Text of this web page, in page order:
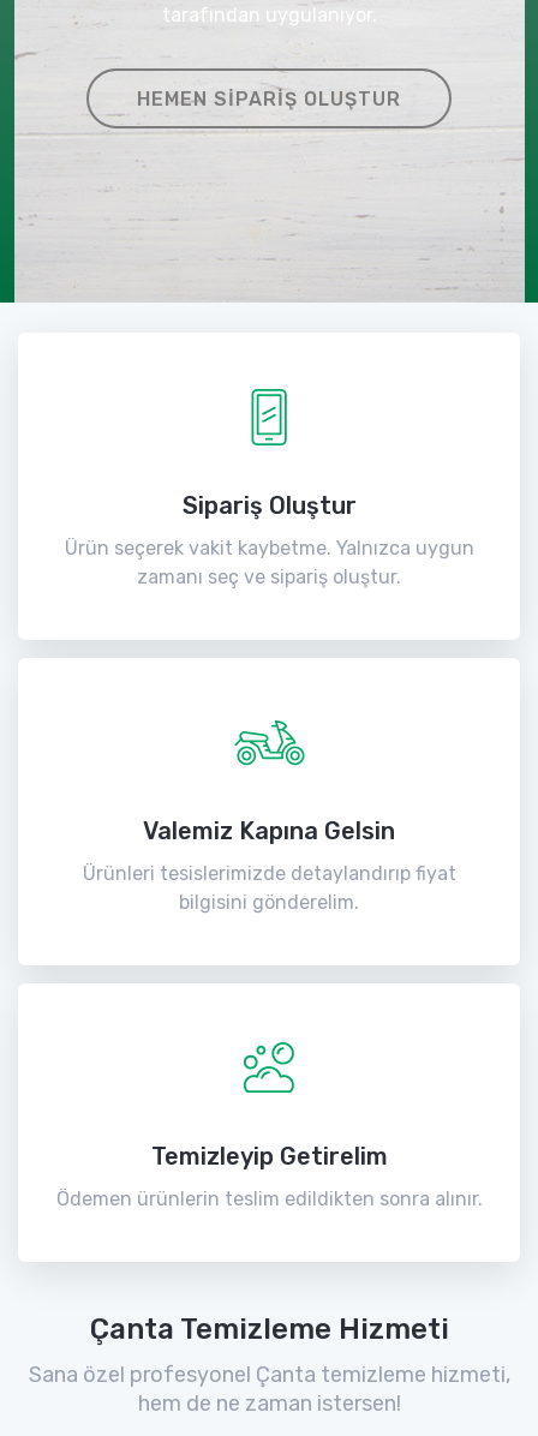
tarafından uygulanıyor.
HEMEN SIPARIŞ OLUŞTUR
Sipariş Oluştur
Ürün seçerek vakit kaybetme. Yalnızca uygun
zamanı seç ve sipariş oluştur.
Valemiz Kapına Gelsin
Ürünleri tesislerimizde detaylandırıp fiyat
bilgisini gönderelim.
Temizleyip Getirelim
Ödemen ürünlerin teslim edildikten sonra alınır.
Çanta Temizleme Hizmeti
Sana özel profesyonel Çanta temizleme hizmeti,
hem de ne zaman istersen!